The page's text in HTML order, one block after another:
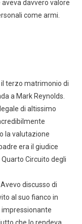
davvero valore
come armi.
il terzo matrimonio di
a Mark Reynolds.
di altissimo
la valutazione
era il giudice
Circuito degli
discusso di
al suo fianco in
impressionante